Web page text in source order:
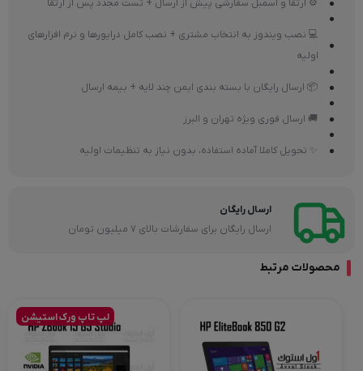
⚙ ارتقا و اسمبل سفارشی پیش از ارسال + تست مجدد پس از ارتقا
💻 نصب ویندوز به انتخاب مشتری + نصب کامل درایورها و نرم افزارهای
اولیه
📦 ارسال رایگان با بسته بندی ایمن چند لایه + بیمه ارسال
🚚 ارسال فوری ویژه تهران و البرز
✨ تحویل کاملا آماده استفاده، بدون نیاز به تنظیمات اولیه
ارسال رایگان
ارسال رایگان برای سفارشات بالای 7 میلیون تومان
محصولات مرتبط
لپ تاپ ورک استیشن